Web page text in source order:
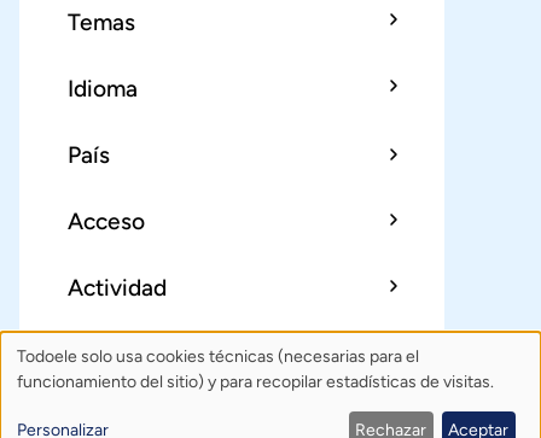
Temas
Idioma
País
Acceso
Actividad
Sobre TodoeleÍndice Publica
Uso
Todoele solo usa cookies técnicas (necesarias para el
funcionamiento del sitio) y para recopilar estadísticas de visitas.
Personalizar Rechazar Aceptar